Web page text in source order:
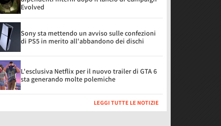
Evolved
Sony sta mettendo un avviso sulle confezioni
di PS5 in merito all'abbandono dei dischi
L'esclusiva Netflix per il nuovo trailer di GTA 6
sta generando molte polemiche
LEGGI TUTTE LE NOTIZIE